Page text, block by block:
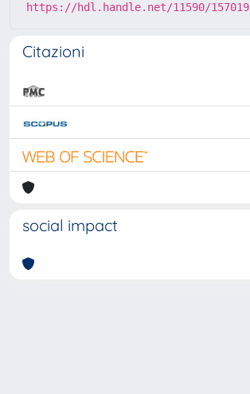
https://hdl.handle.net/11590/157019
Citazioni
social impact